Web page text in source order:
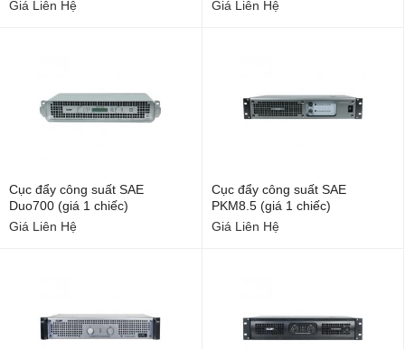
Giá Liên Hệ
Giá Liên Hệ
Cục đẩy công suất SAE
Duo700 (giá 1 chiếc)
Giá Liên Hệ
Cục đẩy công suất SAE
PKM8.5 (giá 1 chiếc)
Giá Liên Hệ